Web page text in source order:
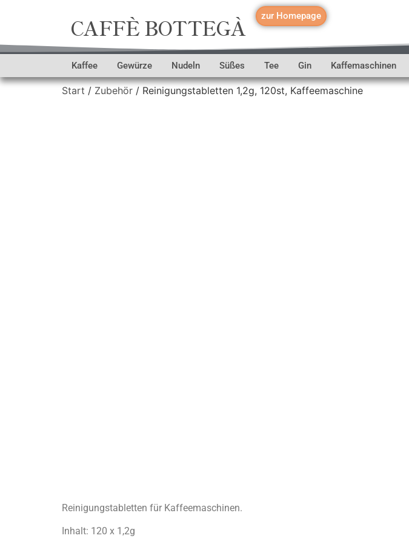
CAFFÈ BOTTEGÀ zur Homepage
Kaffee Gewürze Nudeln Süßes Tee Gin Kaffemaschinen
Start / Zubehör / Reinigungstabletten 1,2g, 120st, Kaffeemaschine
Reinigungstabletten für Kaffeemaschinen.
Inhalt: 120 x 1,2g